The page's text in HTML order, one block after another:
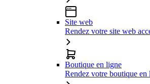
Site web
Rendez votre site web
Boutique en ligne
Rendez votre boutique en